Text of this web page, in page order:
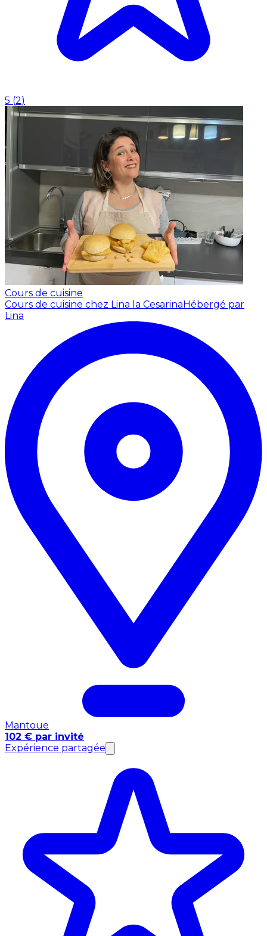
5 (2)
Cours de cuisine
Cours de cuisine chez Lina la CesarinaHébergé par
Lina
Mantoue
102 € par invité
Expérience partagée